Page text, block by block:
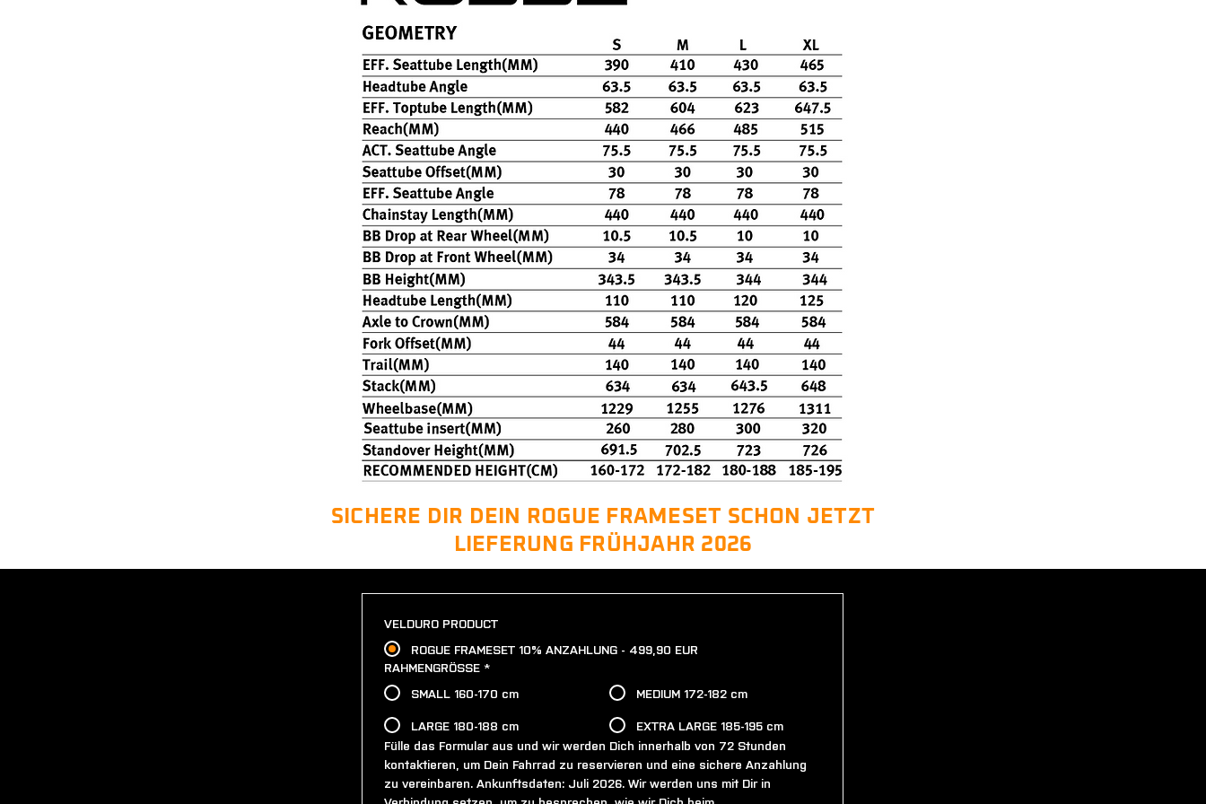
SICHERE DIR DEIN ROGUE FRAMESET SCHON JETZT
LIEFERUNG FRÜHJAHR 2026
VELDURO PRODUCT
ROGUE FRAMESET 10% ANZAHLUNG - 499,90 EUR
RAHMENGRÖSSE *
SMALL 160-170 cm
MEDIUM 172-182 cm
LARGE 180-188 cm
EXTRA LARGE 185-195 cm
Fülle das Formular aus und wir werden Dich innerhalb von 72 Stunden
kontaktieren, um Dein Fahrrad zu reservieren und eine sichere Anzahlung
zu vereinbaren.​ Ankunftsdaten: Juli 2026​. Wir werden uns mit Dir in